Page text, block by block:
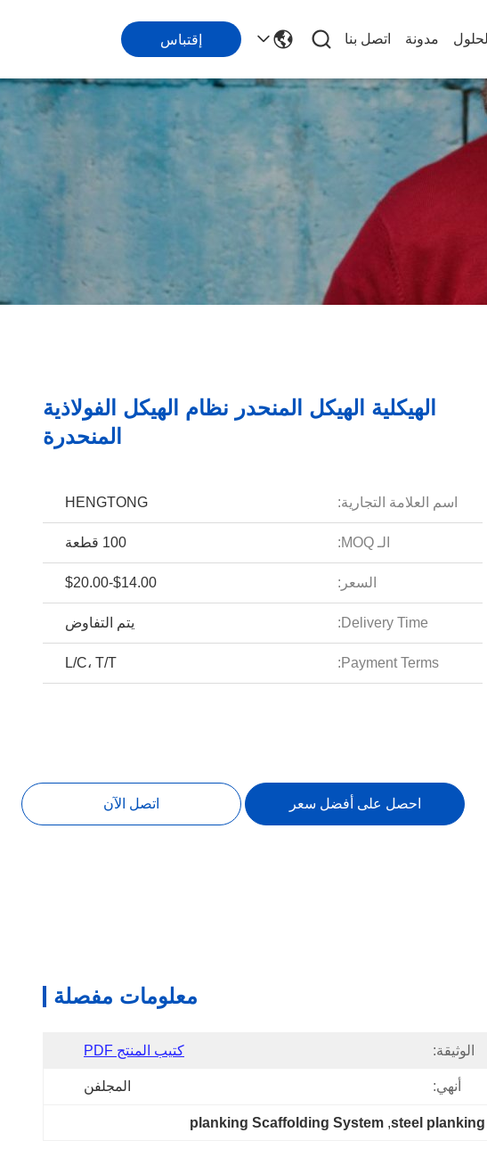
الحلول مدونة اتصل بنا إقتباس
الهيكلية الهيكل المنحدر نظام الهيكل الفولاذية
المنحدرة
اسم العلامة التجارية: HENGTONG
الـ MOQ: 100 قطعة
السعر: $14.00-$20.00
Delivery Time: يتم التفاوض
Payment Terms: L/C، T/T
احصل على أفضل سعر اتصل الآن
معلومات مفصلة
الوثيقة: كتيب المنتج PDF
أنهي: المجلفن
steel
,
planking Scaffolding System